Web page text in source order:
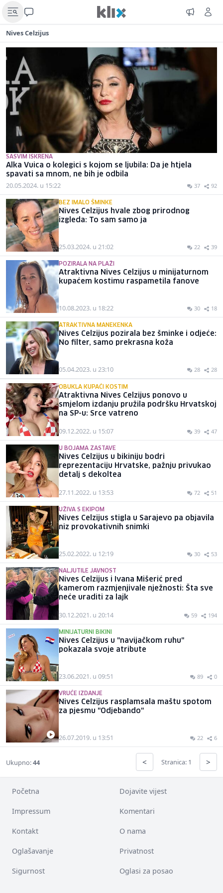
Nives Celzijus
SASVIM ISKRENA
Alka Vuica o kolegici s kojom se ljubila: Da je htjela
spavati sa mnom, ne bih je odbila
20.05.2024. u 15:22 37 92
BEZ IMALO ŠMINKE
Nives Celzijus hvale zbog prirodnog
izgleda: To sam samo ja
25.03.2024. u 21:02 22 39
POZIRALA NA PLAŽI
Atraktivna Nives Celzijus u minijaturnom
kupaćem kostimu raspametila fanove
10.08.2023. u 18:22 30 18
ATRAKTIVNA MANEKENKA
Nives Celzijus pozirala bez šminke i odjeće:
No filter, samo prekrasna koža
05.04.2023. u 23:10 28 28
OBUKLA KUPAĆI KOSTIM
Atraktivna Nives Celzijus ponovo u
smjelom izdanju pružila podršku Hrvatskoj
na SP-u: Srce vatreno
09.12.2022. u 15:07 39 47
U BOJAMA ZASTAVE
Nives Celzijus u bikiniju bodri
reprezentaciju Hrvatske, pažnju privukao
detalj s dekoltea
27.11.2022. u 13:53 72 51
UŽIVA S EKIPOM
Nives Celzijus stigla u Sarajevo pa objavila
niz provokativnih snimki
25.02.2022. u 12:19 30 53
NALJUTILE JAVNOST
Nives Celzijus i Ivana Mišerić pred
kamerom razmjenjivale nježnosti: Šta sve
neće uraditi za lajk
30.12.2021. u 20:14 59 194
MINIJATURNI BIKINI
Nives Celzijus u "navijačkom ruhu"
pokazala svoje atribute
23.06.2021. u 09:51 89 0
VRUĆE IZDANJE
Nives Celzijus rasplamsala maštu spotom
za pjesmu "Odjebando"
26.07.2019. u 13:51 22 6
Ukupno:44 < Stranica: 1 >
Početna Dojavite vijest
Impressum Komentari
Kontakt O nama
Oglašavanje Privatnost
Sigurnost Oglasi za posao